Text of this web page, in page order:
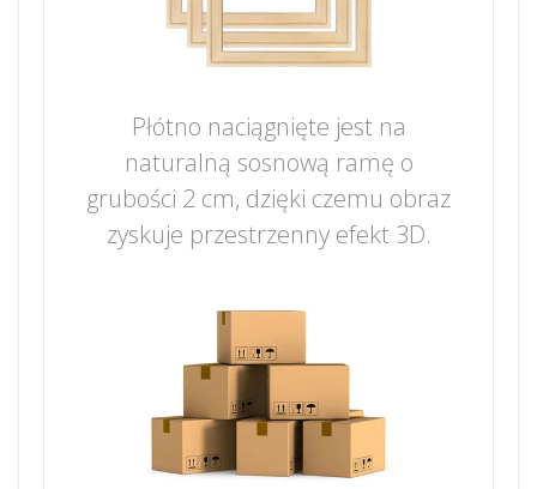
Płótno naciągnięte jest na
naturalną sosnową ramę o
grubości 2 cm, dzięki czemu obraz
zyskuje przestrzenny efekt 3D.